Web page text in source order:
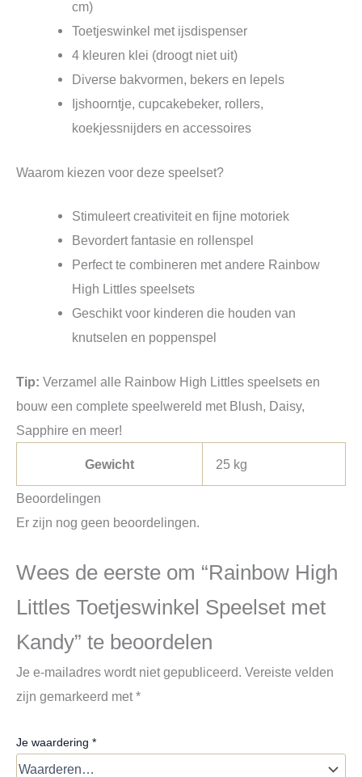
cm)
Toetjeswinkel met ijsdispenser
4 kleuren klei (droogt niet uit)
Diverse bakvormen, bekers en lepels
Ijshoorntje, cupcakebeker, rollers,
koekjessnijders en accessoires
Waarom kiezen voor deze speelset?
Stimuleert creativiteit en fijne motoriek
Bevordert fantasie en rollenspel
Perfect te combineren met andere Rainbow
High Littles speelsets
Geschikt voor kinderen die houden van
knutselen en poppenspel
Tip: Verzamel alle Rainbow High Littles speelsets en
bouw een complete speelwereld met Blush, Daisy,
Sapphire en meer!
Gewicht 25 kg
Beoordelingen
Er zijn nog geen beoordelingen.
Wees de eerste om “Rainbow High
Littles Toetjeswinkel Speelset met
Kandy” te beoordelen
Je e-mailadres wordt niet gepubliceerd. Vereiste velden
zijn gemarkeerd met*
Je waardering *